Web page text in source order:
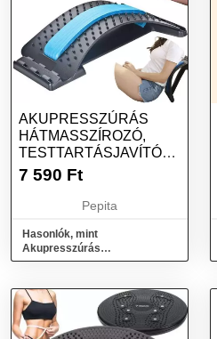
AKUPRESSZÚRÁS
HÁTMASSZÍROZÓ,
TESTTARTÁSJAVÍTÓ
FITNESS
7 590 Ft
Pepita
Hasonlók, mint
Akupresszúrás
hátmasszírozó,
deréktámasz...